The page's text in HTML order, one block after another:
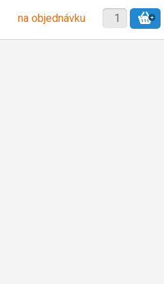
na objednávku